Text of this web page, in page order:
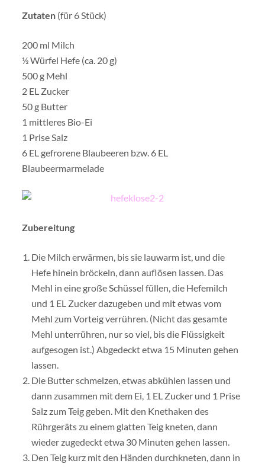
Zutaten (für 6 Stück)
200 ml Milch
½ Würfel Hefe (ca. 20 g)
500 g Mehl
2 EL Zucker
50 g Butter
1 mittleres Bio-Ei
1 Prise Salz
6 EL gefrorene Blaubeeren bzw. 6 EL
Blaubeermarmelade
Zubereitung
Die Milch erwärmen, bis sie lauwarm ist, und die
Hefe hinein bröckeln, dann auflösen lassen. Das
Mehl in eine große Schüssel füllen, die Hefemilch
und 1 EL Zucker dazugeben und mit etwas vom
Mehl zum Vorteig verrühren. (Nicht das gesamte
Mehl unterrühren, nur so viel, bis die Flüssigkeit
aufgesogen ist.) Abgedeckt etwa 15 Minuten gehen
lassen.
Die Butter schmelzen, etwas abkühlen lassen und
dann zusammen mit dem Ei, 1 EL Zucker und 1 Prise
Salz zum Teig geben. Mit den Knethaken des
Rührgeräts zu einem glatten Teig kneten, dann
wieder zugedeckt etwa 30 Minuten gehen lassen.
Den Teig kurz mit den Händen durchkneten, dann in